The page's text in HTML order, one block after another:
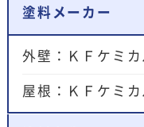
塗料メーカー
外壁：ＫＦケミ
屋根：ＫＦケミカ